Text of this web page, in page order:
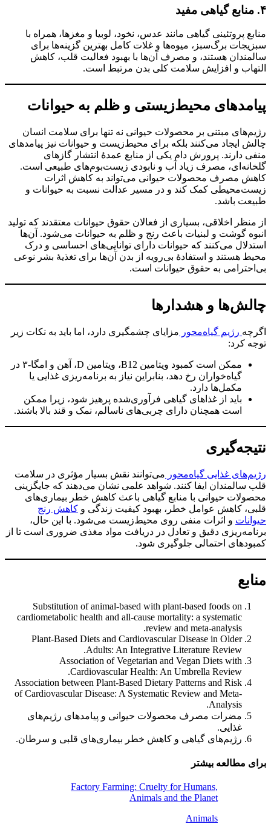
۴. منابع گیاهی مفید
منابع پروتئینی گیاهی مانند عدس، نخود، لوبیا و مغزها، همراه با
سبزیجات برگ‌سبز، میوه‌ها و غلات کامل بهترین گزینه‌ها برای
سالمندان هستند، و مصرف آن‌ها با بهبود فعالیت قلب، کاهش
التهاب و افزایش سلامت کلی بدن مرتبط است.
پیامدهای محیط‌زیستی و ظلم به حیوانات
رژیم‌های مبتنی بر محصولات حیوانی نه تنها برای سلامت انسان
چالش ایجاد می‌کنند بلکه برای محیط‌زیست و حیوانات نیز پیامدهای
منفی دارند. پرورش دام یکی از منابع عمدهٔ انتشار گازهای
گلخانه‌ای، مصرف زیاد آب و نابودی زیست‌بوم‌های طبیعی است.
کاهش مصرف محصولات حیوانی می‌تواند به کاهش اثرات
زیست‌محیطی کمک کند و در مسیر عدالت نسبت به حیوانات و
طبیعت باشد.
از منظر اخلاقی، بسیاری از فعالان حقوق حیوانات معتقدند که تولید
انبوه گوشت و لبنیات باعث رنج و ظلم به حیوانات می‌شود. آن‌ها
استدلال می‌کنند که حیوانات دارای توانایی‌های احساسی و درک
محیط هستند و استفادهٔ بی‌رویه از بدن آن‌ها برای تغذیهٔ بشر نوعی
بی‌احترامی به حقوق حیوانات است.
چالش‌ها و هشدارها
اگرچه رژیم گیاه‌محور مزایای چشمگیری دارد، اما باید به نکات زیر
توجه کرد:
ممکن است کمبود ویتامین B12، ویتامین D، آهن و امگا-۳ در
گیاه‌خواران رخ دهد، بنابراین نیاز به برنامه‌ریزی غذایی یا
مکمل‌ها دارد.
باید از غذاهای گیاهی فرآوری‌شده پرهیز شود، زیرا ممکن
است همچنان دارای چربی‌های ناسالم، نمک و قند بالا باشند.
نتیجه‌گیری
رژیم‌های غذایی گیاه‌محور می‌توانند نقش بسیار مؤثری در سلامت
قلب سالمندان ایفا کنند. شواهد علمی نشان می‌دهند که جایگزینی
محصولات حیوانی با منابع گیاهی باعث کاهش خطر بیماری‌های
قلبی، کاهش عوامل خطر، بهبود کیفیت زندگی و کاهش رنج
حیوانات و اثرات منفی روی محیط‌زیست می‌شود. با این حال،
برنامه‌ریزی دقیق و تعادل در دریافت مواد مغذی ضروری است تا از
کمبودهای احتمالی جلوگیری شود.
منابع
Substitution of animal-based with plant-based foods on
cardiometabolic health and all-cause mortality: a systematic
review and meta-analysis.
Plant-Based Diets and Cardiovascular Disease in Older
Adults: An Integrative Literature Review.
Association of Vegetarian and Vegan Diets with
Cardiovascular Health: An Umbrella Review.
Association between Plant-Based Dietary Patterns and Risk
of Cardiovascular Disease: A Systematic Review and Meta-
Analysis.
مضرات مصرف محصولات حیوانی و پیامدهای رژیم‌های
غذایی.
رژیم‌های گیاهی و کاهش خطر بیماری‌های قلبی و سرطان.
برای مطالعه بیشتر
Factory Farming: Cruelty for Humans,
Animals and the Planet
Animals